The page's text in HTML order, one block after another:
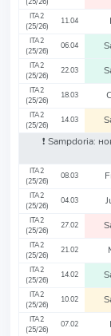
ITA2
(25/26)
11.04
ITA2
(25/26)
06.04
ITA2
(25/26)
22.03
ITA2
(25/26)
18.03
ITA2
(25/26)
14.03
❗️ Sampdoria:
ITA2
(25/26)
08.03
ITA2
(25/26)
04.03
ITA2
(25/26)
27.02
ITA2
(25/26)
21.02
ITA2
(25/26)
14.02
ITA2
(25/26)
10.02
ITA2
(25/26)
07.02